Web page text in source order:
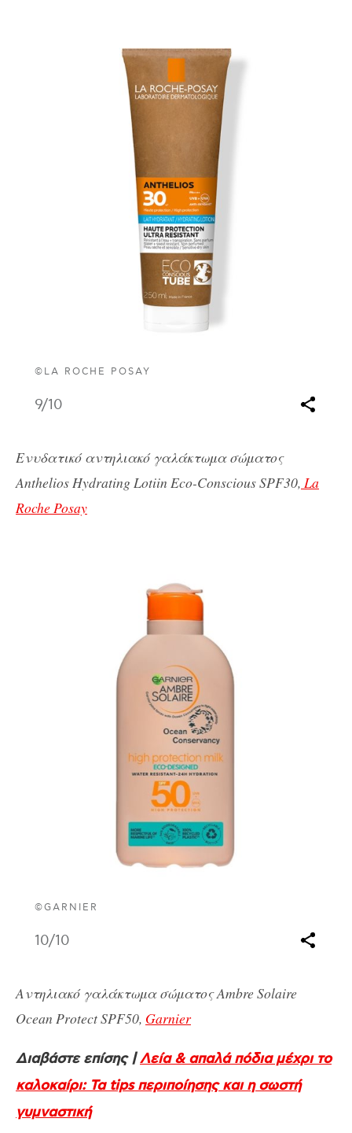
©LA ROCHE POSAY
9/10
Ενυδατικό αντηλιακό γαλάκτωμα σώματος
Anthelios Hydrating Lotiin Eco-Conscious SPF30, La
Roche Posay
©GARNIER
10/10
Αντηλιακό γαλάκτωμα σώματος Ambre Solaire
Ocean Protect SPF50, Garnier
Διαβάστε επίσης |Λεία & απαλά πόδια μέχρι το
καλοκαίρι: Τα tips περιποίησης και η σωστή
γυμναστική